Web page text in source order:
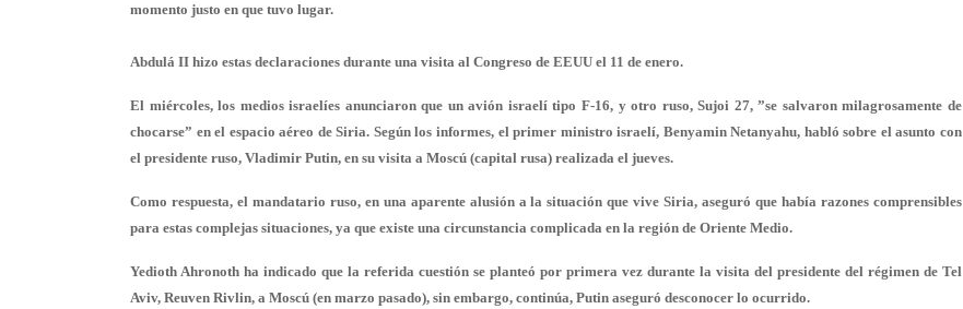
momento justo en que tuvo lugar.
Abdulá II hizo estas declaraciones durante una visita al Congreso de EEUU el 11 de enero.
El miércoles, los medios israelíes anunciaron que un avión israelí tipo F-16, y otro ruso, Sujoi 27, ”se salvaron milagrosamente de
chocarse” en el espacio aéreo de Siria. Según los informes, el primer ministro israelí, Benyamin Netanyahu, habló sobre el asunto con
el presidente ruso, Vladimir Putin, en su visita a Moscú (capital rusa) realizada el jueves.
Como respuesta, el mandatario ruso, en una aparente alusión a la situación que vive Siria, aseguró que había razones comprensibles
para estas complejas situaciones, ya que existe una circunstancia complicada en la región de Oriente Medio.
Yedioth Ahronoth ha indicado que la referida cuestión se planteó por primera vez durante la visita del presidente del régimen de Tel
Aviv, Reuven Rivlin, a Moscú (en marzo pasado), sin embargo, continúa, Putin aseguró desconocer lo ocurrido.